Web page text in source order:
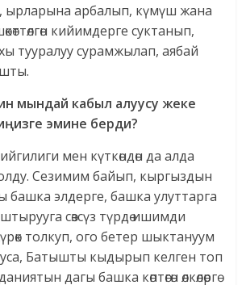
ырларына арбалып, күмүш жана
кийимдерге суктанып,
тууралуу сурамжылап, аябай
мындай кабыл алуусу жеке
эмине берди?
мен күткөндөн да алда
Сезимим байып, кыргыздын
башка элдерге, башка улуттарга
сөзсүз түрдө ишимди
толкуп, ого бетер шыктануум
Батышты кыдырып келген топ
дагы башка көптөгөн өлкөлөргө